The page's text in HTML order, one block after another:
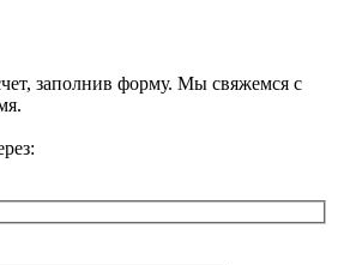
заполнив форму. Мы свяжемся с